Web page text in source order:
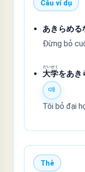
Câu ví dụ
あきらめる
Đừng bỏ
大
だい
学
がく
をあき
Tôi bỏ đại
Thẻ